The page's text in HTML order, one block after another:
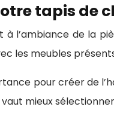
tapis de
à l’ambiance de la
les meubles
pour créer de
mieux